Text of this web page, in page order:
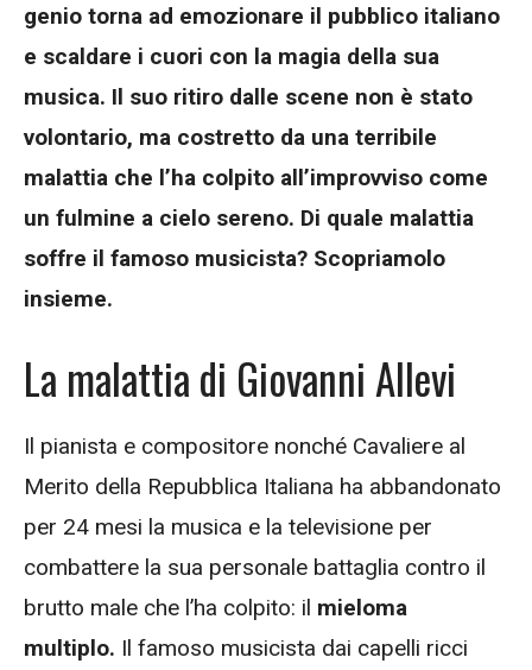
genio torna ad emozionare il pubblico italiano
e scaldare i cuori con la magia della sua
musica. Il suo ritiro dalle scene non è stato
volontario, ma costretto da una terribile
malattia che l’ha colpito all’improvviso come
un fulmine a cielo sereno. Di quale malattia
soffre il famoso musicista? Scopriamolo
insieme.
La malattia di Giovanni Allevi
Il pianista e compositore nonché Cavaliere al
Merito della Repubblica Italiana ha abbandonato
per 24 mesi la musica e la televisione per
combattere la sua personale battaglia contro il
brutto male che l’ha colpito: il mieloma
multiplo. Il famoso musicista dai capelli ricci